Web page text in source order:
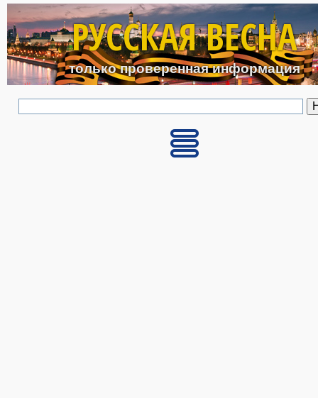
Перейти к основному
РУССКАЯ ВЕСНА
только проверенная информация